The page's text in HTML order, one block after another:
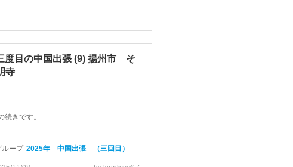
度目の中国出張 (9) 揚州市 そ
寺
続きです。
ループ 2025年 中国出張 （三回目）